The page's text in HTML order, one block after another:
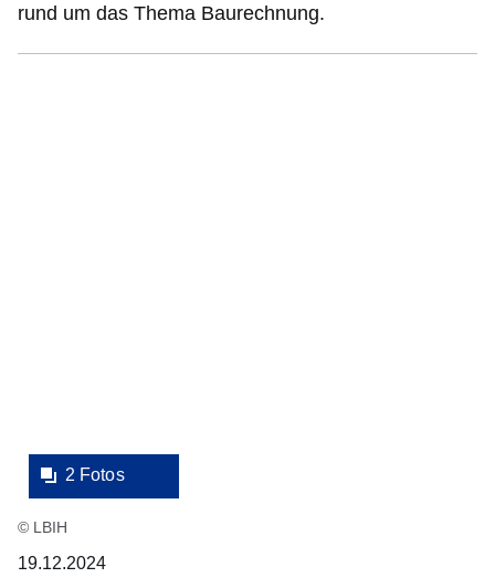
rund um das Thema Baurechnung.
2 Fotos
© LBIH
19.12.2024